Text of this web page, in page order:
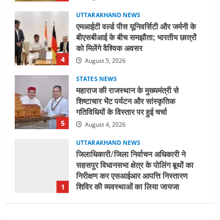
4
UTTARAKHAND NEWS
एमआईटी वर्ल्ड पीस यूनिवर्सिटी और जर्मनी के
बीएसबीआई के बीच समझौता; भारतीय छात्रों
को मिलेंगे वैश्विक अवसर
August 5, 2026
5
STATES NEWS
महाराज की राजस्थान के मुख्यमंत्री से
शिष्टाचार भेंट पर्यटन और सांस्कृतिक
गतिविधियों के विस्तार पर हुई चर्चा
August 4, 2026
1
UTTARAKHAND NEWS
जिलाधिकारी/जिला निर्वाचन अधिकारी ने
सहसपुर विधानसभा क्षेत्र के पोलिंग बूथों का
निरीक्षण कर एसआईआर आपत्ति निस्तारण
शिविर की व्यवस्थाओं का लिया जायजा